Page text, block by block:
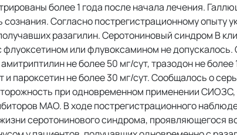
более 1 года после начала лечения.
Согласно пострегистрационному опыту
разагилин. Серотониновый синдром В
или флувоксамином не
не более 50 мг/сут, тразодон не более
пароксетин не более 30 мг/сут. Сообщалось о
при одновременном применении
МАО. В ходе пострегистрационного
серотонинового синдрома, проявляющегося